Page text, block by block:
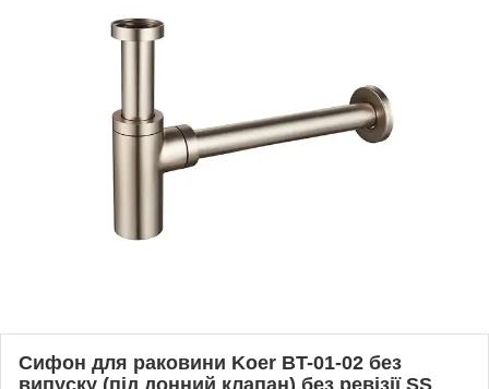
Сифон для раковини Koer BT-01-02 без
випуску (під донний клапан) без ревізії SS